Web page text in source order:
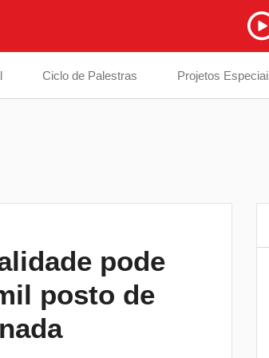
Ciclo de Palestras Projetos
pode
posto de
6
Prefeitura inicia troca de ponte interditada
em estrada na divisa entre Londrina e